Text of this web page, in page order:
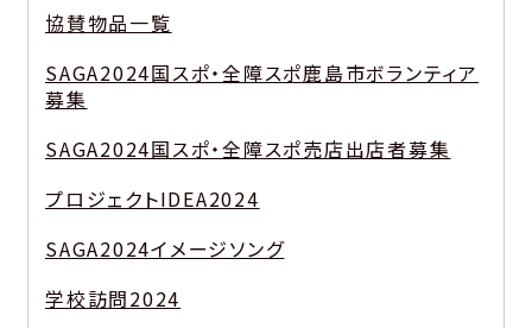
協賛物品一覧
SAGA2024国スポ・全障スポ鹿島市ボランティア
募集
SAGA2024国スポ・全障スポ売店出店者募集
プロジェクトIDEA2024
SAGA2024イメージソング
学校訪問2024